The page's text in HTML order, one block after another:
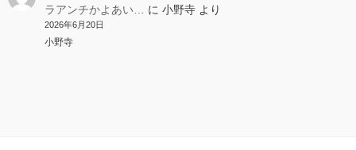
ラアンチかよあい…
に 小野寺より
2026年6月20日
小野寺